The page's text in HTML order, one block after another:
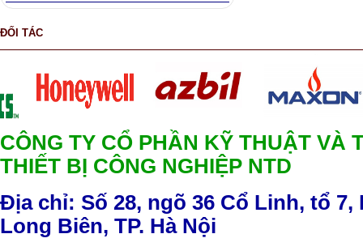
ĐỐI TÁC
CÔNG TY CỔ PHẦN KỸ THUẬT VÀ
THIẾT BỊ CÔNG NGHIỆP NTD
Địa chỉ: Số 28, ngõ 36 Cổ Linh, tổ 7,
Long Biên, TP. Hà Nội